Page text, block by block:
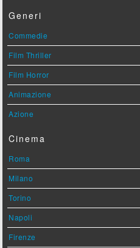
Generi
Commedie
Film Thriller
Film Horror
Animazione
Azione
Cinema
Roma
Milano
Torino
Napoli
Firenze